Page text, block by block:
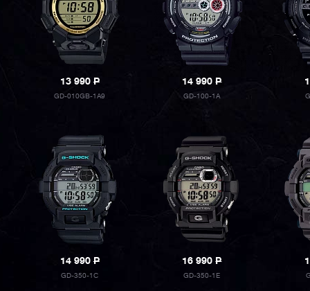
13 990P
GD-010GB-1A9
14 990P
GD-100-1A
14 990P
GD-350-1C
16 990P
GD-350-1E